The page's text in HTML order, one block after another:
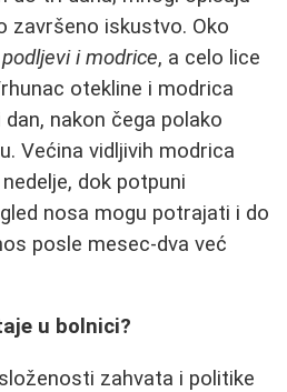
završeno iskustvo. Oko
podljevi i modrice, a celo lice
otekline i modrica
nakon čega polako
Većina vidljivih modrica
dok potpuni
nosa mogu potrajati i do
posle mesec-dva već
u bolnici?
zahvata i politike